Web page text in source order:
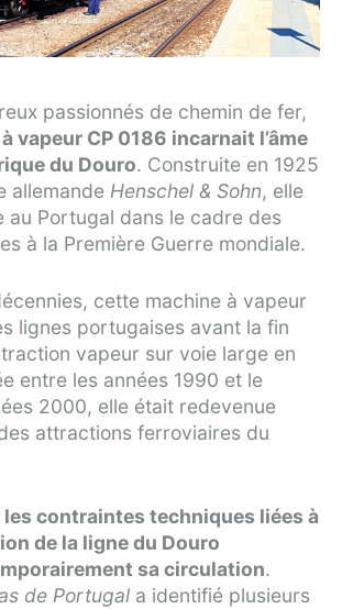
passionnés de chemin de fer,
vapeur CP 0186 incarnait l’âme
du Douro. Construite en 1925
allemande Henschel & Sohn, elle
au Portugal dans le cadre des
à la Première Guerre mondiale.
cette machine à vapeur
lignes portugaises avant la fin
vapeur sur voie large en
entre les années 1990 et le
2000, elle était redevenue
attractions ferroviaires du
les contraintes techniques liées à
de la ligne du Douro
sa circulation.
de Portugal a identifié plusieurs